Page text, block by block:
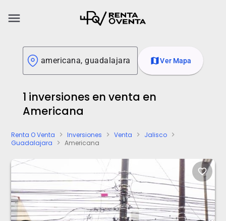
menu
mapVer Mapa
1 inversiones en venta en
Americana
Renta O Venta chevron_right Inversiones chevron_right Venta chevron_right Jalisco chevron_right
Guadalajara chevron_right Americana
favorite_border